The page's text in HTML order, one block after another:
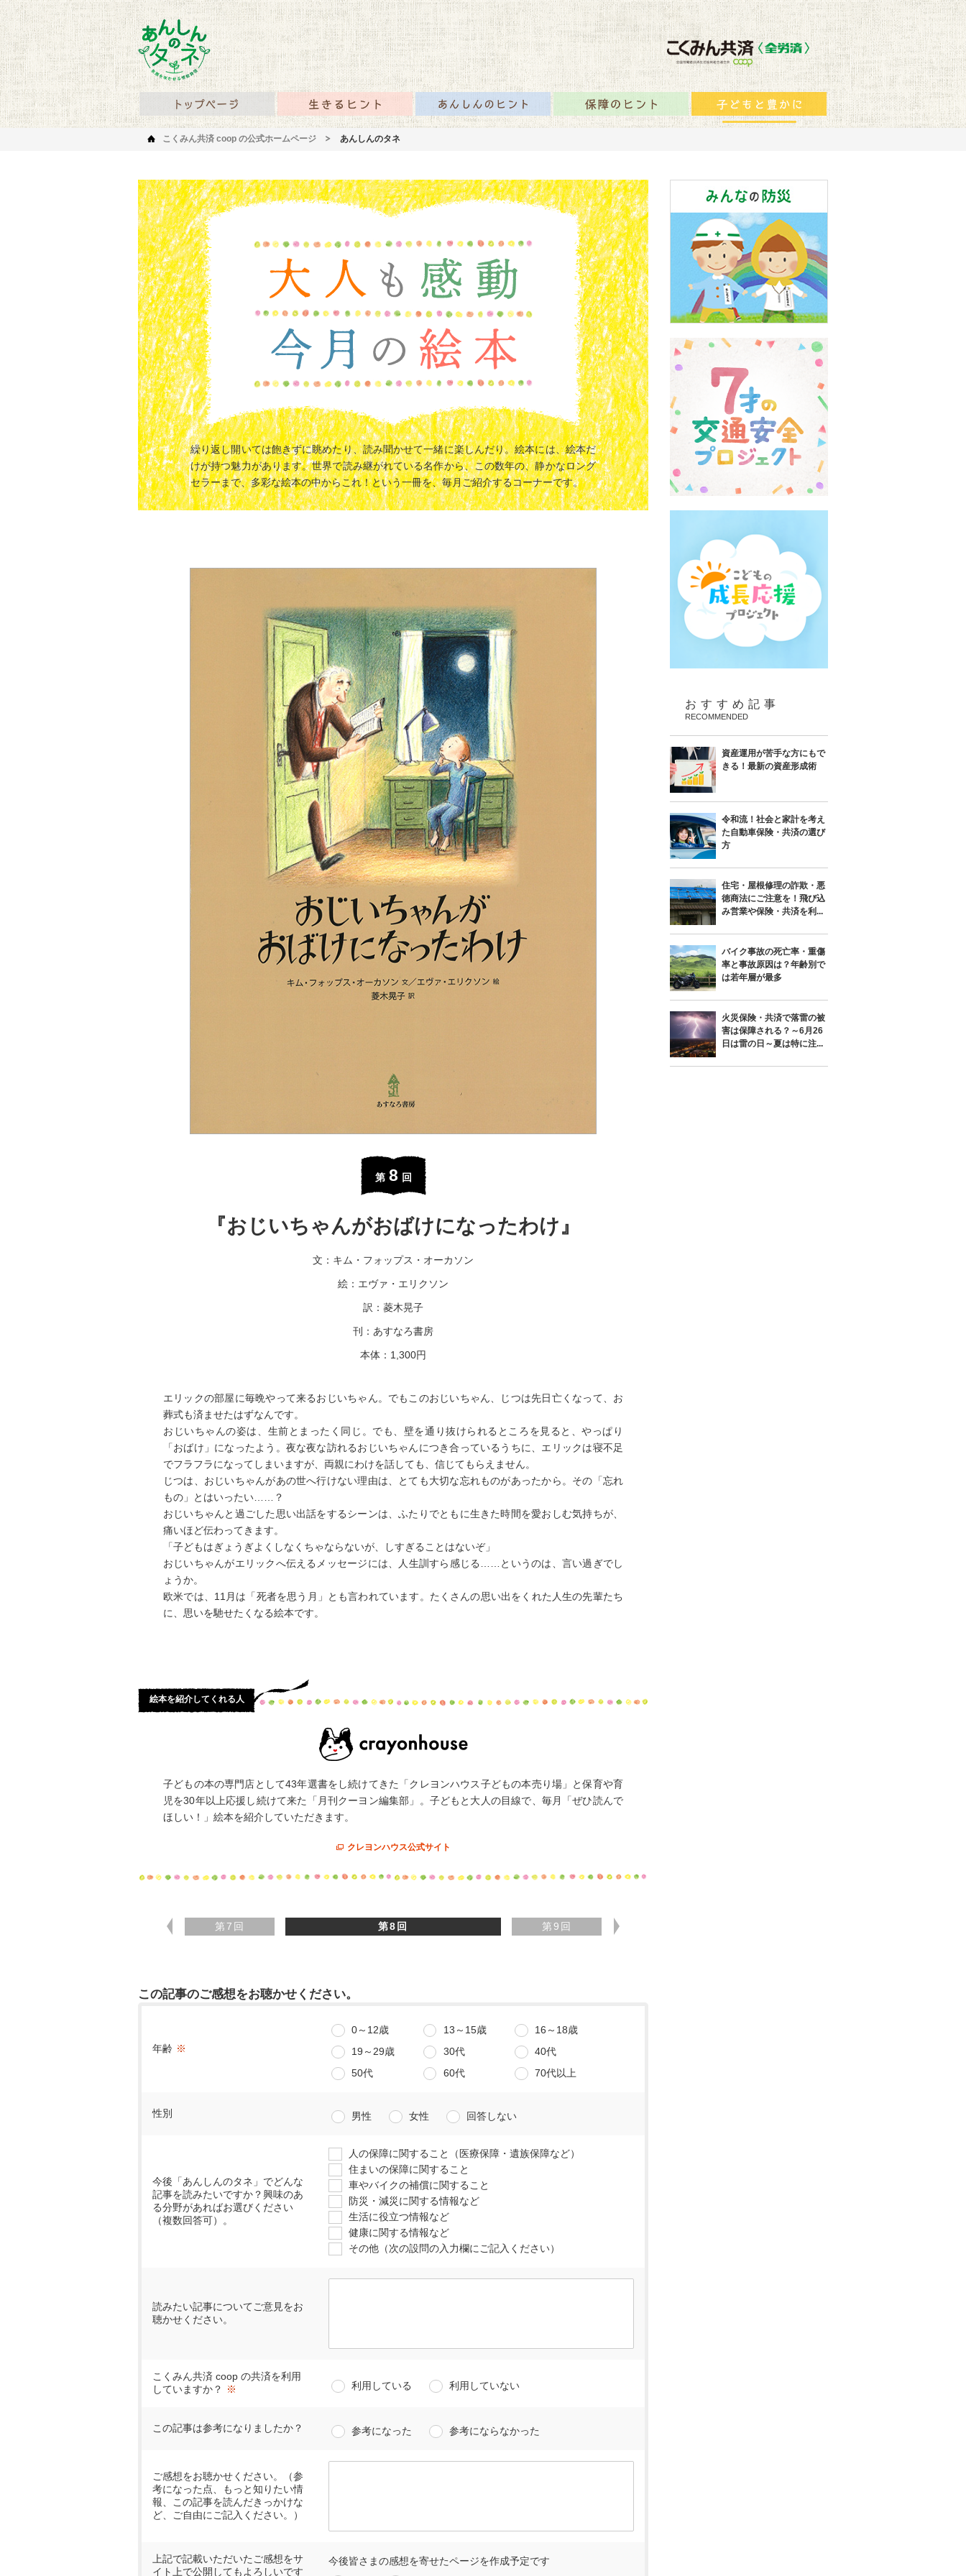
あんしんのタネ 笑顔を咲かせるみんなの情報
あんしんのタネTOP 生きるヒント あんしんのヒント 保障のヒント 子どもと豊かに
こくみん共済 coop の公式ホームページ あんしんのタネ
繰り返し開いては飽きずに眺めたり、読み聞かせて一緒に楽しんだり。絵本には、絵本だ
けが持つ魅力があります。世界で読み継がれている名作から、この数年の、静かなロング
セラーまで、多彩な絵本の中からこれ！という一冊を、毎月ご紹介するコーナーです。
第 8 回
『おじいちゃんがおばけになったわけ』
文：キム・フォップス・オーカソン
絵：エヴァ・エリクソン
訳：菱木晃子
刊：あすなろ書房
本体：1,300円
エリックの部屋に毎晩やって来るおじいちゃん。でもこのおじいちゃん、じつは先日亡くなって、お
葬式も済ませたはずなんです。
おじいちゃんの姿は、生前とまったく同じ。でも、壁を通り抜けられるところを見ると、やっぱり
「おばけ」になったよう。夜な夜な訪れるおじいちゃんにつき合っているうちに、エリックは寝不足
でフラフラになってしまいますが、両親にわけを話しても、信じてもらえません。
じつは、おじいちゃんがあの世へ行けない理由は、とても大切な忘れものがあったから。その「忘れ
もの」とはいったい……？
おじいちゃんと過ごした思い出話をするシーンは、ふたりでともに生きた時間を愛おしむ気持ちが、
痛いほど伝わってきます。
「子どもはぎょうぎよくしなくちゃならないが、しすぎることはないぞ」
おじいちゃんがエリックへ伝えるメッセージには、人生訓すら感じる……というのは、言い過ぎでし
ょうか。
欧米では、11月は「死者を思う月」とも言われています。たくさんの思い出をくれた人生の先輩たち
に、思いを馳せたくなる絵本です。
絵本を紹介してくれる人
子どもの本の専門店として43年選書をし続けてきた「クレヨンハウス子どもの本売り場」と保育や育
児を30年以上応援し続けて来た「月刊クーヨン編集部」。子どもと大人の目線で、毎月「ぜひ読んで
ほしい！」絵本を紹介していただきます。
クレヨンハウス公式サイト
第7回 第8回 第9回
この記事のご感想をお聴かせください。
年齢 ※
0～12歳 13～15歳
16～18歳
19～29歳
30代
40代
50代
60代 70代以上
性別 男性 女性 回答しない
今後「あんしんのタネ」でどんな
記事を読みたいですか？興味のあ
る分野があればお選びください
（複数回答可）。
人の保障に関すること（医療保障・遺族保障など）
住まいの保障に関すること
車やバイクの補償に関すること
防災・減災に関する情報など
生活に役立つ情報など
健康に関する情報など
その他（次の設問の入力欄にご記入ください）
読みたい記事についてご意見をお
聴かせください。
こくみん共済 coop の共済を利用
していますか？
※ 利用している 利用していない
この記事は参考になりましたか？ 参考になった 参考にならなかった
ご感想をお聴かせください。（参
考になった点、もっと知りたい情
報、この記事を読んだきっかけな
ど、ご自由にご記入ください。）
上記で記載いただいたご感想をサ
イト上で公開してもよろしいです
今後皆さまの感想を寄せたページを作成予定です
おすすめ記事
RECOMMENDED
資産運用が苦手な方にもで
きる！最新の資産形成術
令和流！社会と家計を考え
た自動車保険・共済の選び
方
住宅・屋根修理の詐欺・悪
徳商法にご注意を！飛び込
み営業や保険・共済を利...
バイク事故の死亡率・重傷
率と事故原因は？年齢別で
は若年層が最多
火災保険・共済で落雷の被
害は保障される？～6月26
日は雷の日～夏は特に注...